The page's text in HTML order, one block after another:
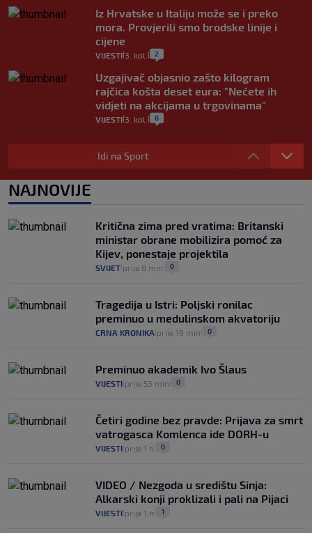
Iz Hrvatske u Italiju može se i preko
mora. Provjerili smo brodske linije i
cijene
VIJESTI 3. kol. 2
Uzgajivač objasnio zašto kilogram
rajčica košta deset eura: "Nećete ih
vidjeti na akcijama u trgovinama"
VIJESTI 3. kol. 8
Selidba je jedno od stresnijih iskustava.
Evo aktualnih cijena i nekoliko savjeta
0
automobilom na Hvar iz Zagreba, a
koliko iz Osijeka
14
Idi na Sport
NAJNOVIJE
Kritična zima pred vratima: Britanski
ministar obrane mobilizira pomoć za
Kijev, ponestaje projektila
SVIJET prije 8 min 0
Tragedija u Istri: Poljski ronilac
preminuo u medulinskom akvatoriju
CRNA KRONIKA prije 19 min 0
Preminuo akademik Ivo Šlaus
VIJESTI prije 53 min 0
Četiri godine bez pravde: Prijava za smrt
vatrogasca Komlenca ide DORH-u
VIJESTI prije 1 h 0
VIDEO / Nezgoda u središtu Sinja:
Alkarski konji proklizali i pali na Pijaci
VIJESTI prije 1 h 1